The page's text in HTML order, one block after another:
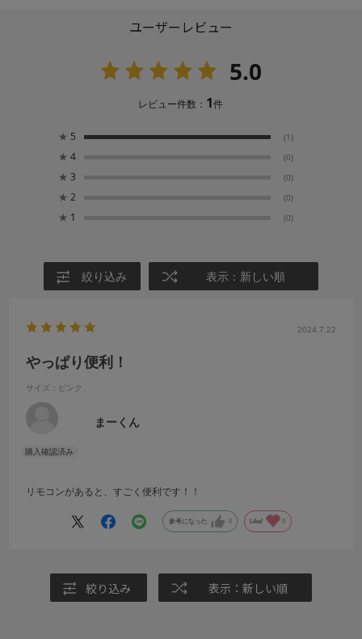
ユーザーレビュー
5.0
レビュー件数： 1件
★ 5 (1)
★ 4 (0)
★ 3 (0)
★ 2 (0)
★ 1 (0)
絞り込み 表示：新しい順
2024.7.22
やっぱり便利！
サイズ：ピンク
まーくん
リモコンがあると、すごく便利です！！
参考になった 0 Like! 0
絞り込み 表示：新しい順